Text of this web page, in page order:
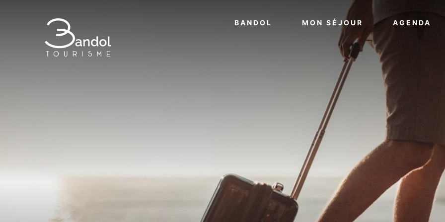
BANDOL VOIR PLUSMON SÉJOUR VOIR PLUSAGENDA